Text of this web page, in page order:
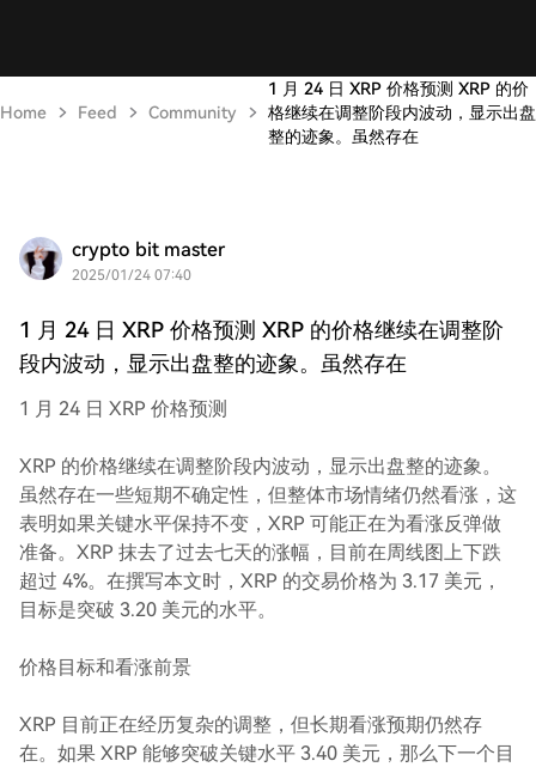
Home Feed Community
1 月 24 日 XRP 价格预测 XRP 的价
格继续在调整阶段内波动，显示出盘
整的迹象。虽然存在
crypto bit master
2025/01/24 07:40
1 月 24 日 XRP 价格预测 XRP 的价格继续在调整阶
段内波动，显示出盘整的迹象。虽然存在
1 月 24 日 XRP 价格预测
XRP 的价格继续在调整阶段内波动，显示出盘整的迹象。
虽然存在一些短期不确定性，但整体市场情绪仍然看涨，这
表明如果关键水平保持不变，XRP 可能正在为看涨反弹做
准备。XRP 抹去了过去七天的涨幅，目前在周线图上下跌
超过 4%。在撰写本文时，XRP 的交易价格为 3.17 美元，
目标是突破 3.20 美元的水平。
价格目标和看涨前景
XRP 目前正在经历复杂的调整，但长期看涨预期仍然存
在。如果 XRP 能够突破关键水平 3.40 美元，那么下一个目